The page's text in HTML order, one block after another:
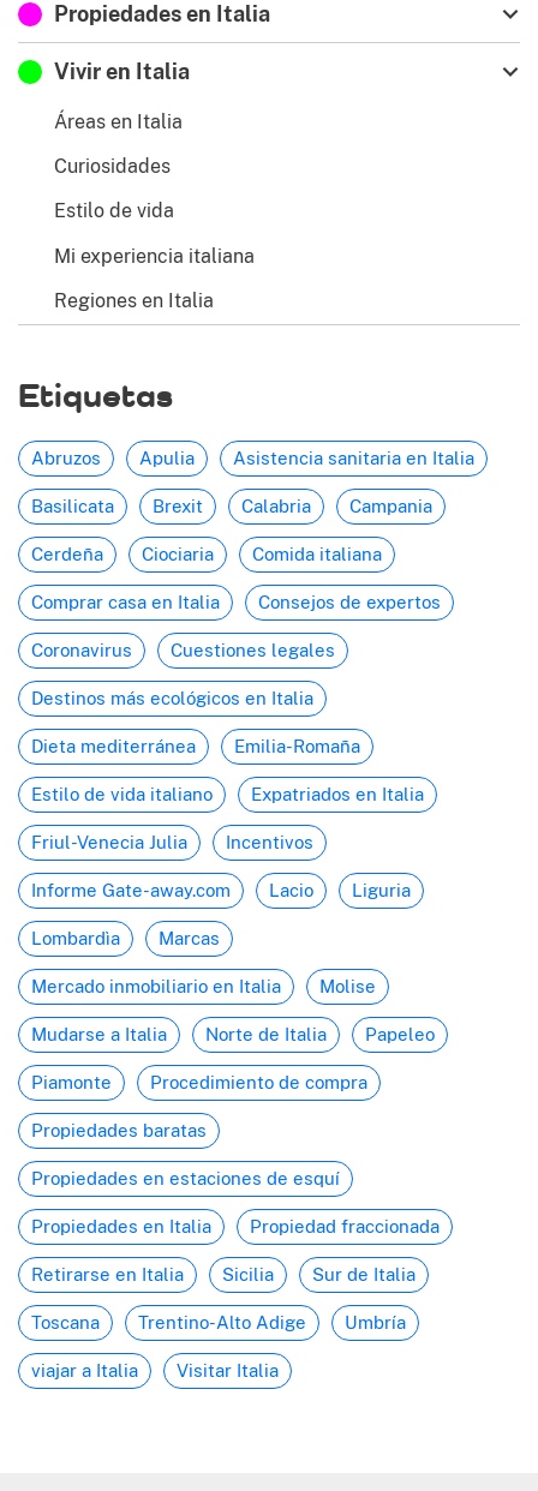
Propiedades en Italia
Vivir en Italia
Áreas en Italia
Curiosidades
Estilo de vida
Mi experiencia italiana
Regiones en Italia
Etiquetas
Abruzos Apulia Asistencia sanitaria en Italia
Basilicata Brexit Calabria Campania
Cerdeña Ciociaria Comida italiana
Comprar casa en Italia Consejos de expertos
Coronavirus Cuestiones legales
Destinos más ecológicos en Italia
Dieta mediterránea Emilia-Romaña
Estilo de vida italiano Expatriados en Italia
Friul-Venecia Julia Incentivos
Informe Gate-away.com Lacio Liguria
Lombardìa Marcas
Mercado inmobiliario en Italia Molise
Mudarse a Italia Norte de Italia Papeleo
Piamonte Procedimiento de compra
Propiedades baratas
Propiedades en estaciones de esquí
Propiedades en Italia Propiedad fraccionada
Retirarse en Italia Sicilia Sur de Italia
Toscana Trentino-Alto Adige Umbría
viajar a Italia Visitar Italia